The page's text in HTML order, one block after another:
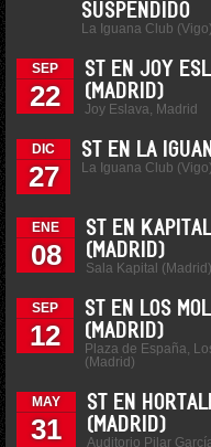
SUSPENDIDO
La Iguana Club (Vigo)
SEP
22
ST EN JOY
(MADRID)
Joy Eslava, Madrid
DIC
27
ST EN LA
La Iguana Club (Vigo)
ENE
08
ST EN KAPITAL
(MADRID)
Sala Kapital (Madrid)
SEP
12
ST EN LOS
(MADRID)
Plaza de España,
(Madrid)
MAY
31
ST EN
(MADRID)
Auditorio Pilar